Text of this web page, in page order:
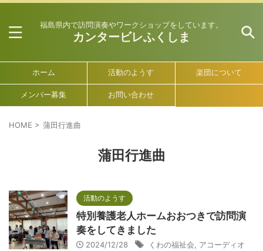
福島県内で訪問演奏やワークショップをしています。
カンタービレふくしま
ホーム 活動のようす 楽団について
メンバー募集 お問い合わせ
HOME > 蒲田行進曲
蒲田行進曲
活動のようす
特別養護老人ホームおおつきで訪問演
奏をしてきました
2024/12/28 くわの福祉会
アコーディオ